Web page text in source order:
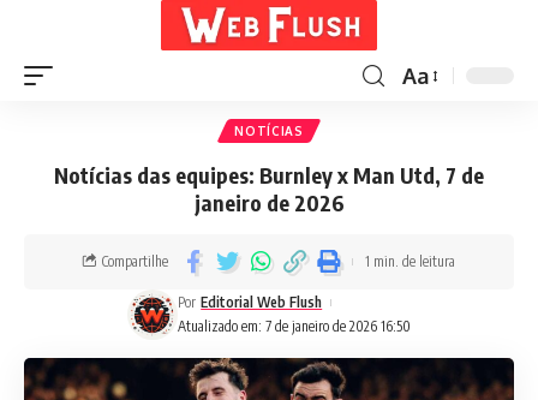
Aa
NOTÍCIAS
Notícias das equipes: Burnley x Man Utd, 7 de
janeiro de 2026
Atualizado em: 7 de janeiro de 2026 16:50
Por Editorial Web Flush
Compartilhe 1 min. de leitura